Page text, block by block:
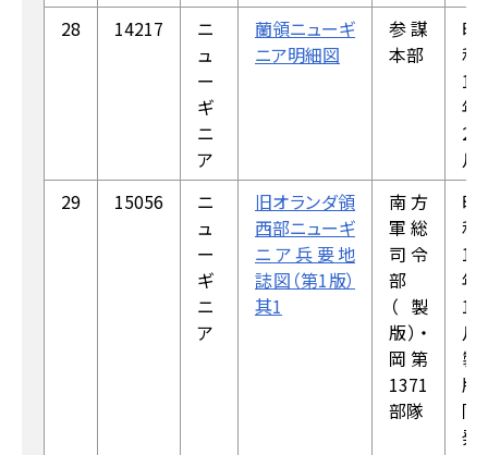
28
14217
ニ
ュ
ー
ギ
ニ
ア
蘭領ニューギ
ニア明細図
参謀
本部
昭
和
17
年
2
月
29
15056
ニ
ュ
ー
ギ
ニ
ア
旧オランダ領
西部ニューギ
ニア兵要地
誌図（第1版）
其1
南方
軍総
司令
部
（製
版）・
岡第
1371
部隊
昭
和
18
年
1
月
製
版，
同
発